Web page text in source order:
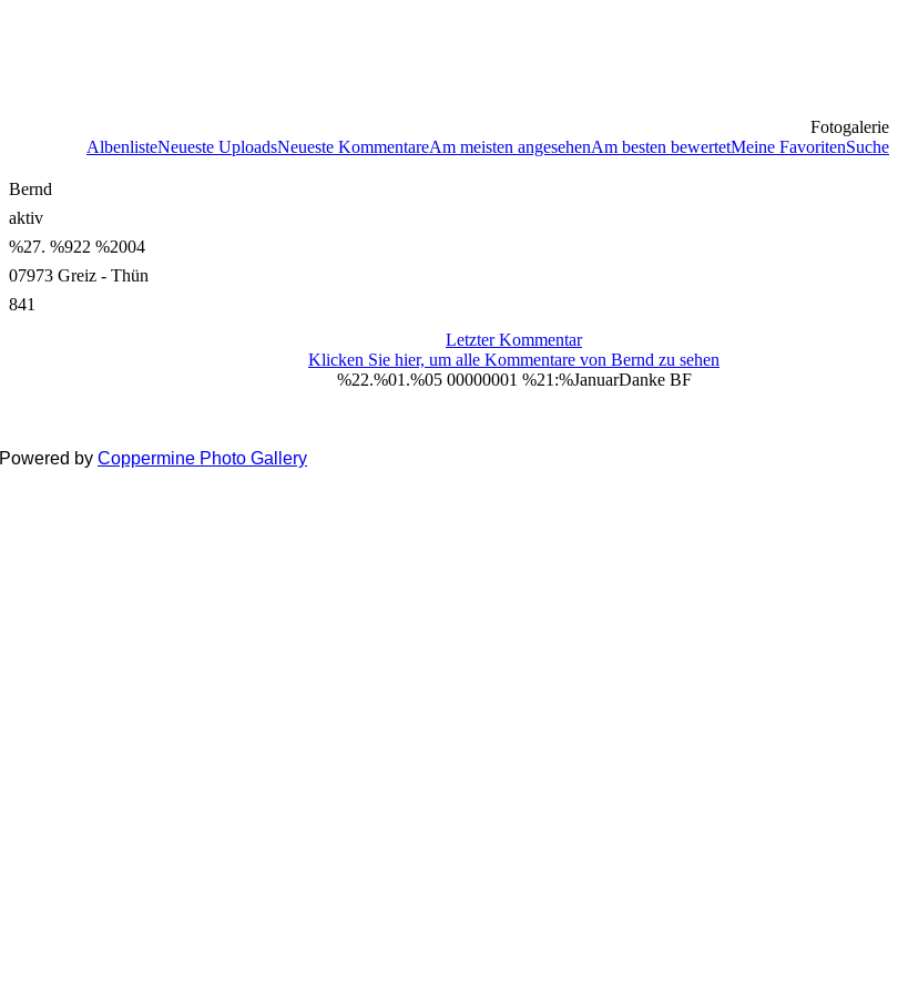
Fotogalerie
AlbenlisteNeueste UploadsNeueste KommentareAm meisten angesehenAm besten bewertetMeine FavoritenSuche
Bernd
aktiv
%27. %922 %2004
07973 Greiz - Thün
841
Letzter Kommentar
Klicken Sie hier, um alle Kommentare von Bernd zu sehen
%22.%01.%05 00000001 %21:%JanuarDanke BF
Powered by Coppermine Photo Gallery